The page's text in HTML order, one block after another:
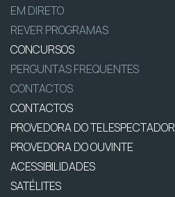
EM DIRETO
REVER PROGRAMAS
CONCURSOS
PERGUNTAS FREQUENTES
CONTACTOS
CONTACTOS
PROVEDORA DO TELESPECTADOR
PROVEDORA DO OUVINTE
ACESSIBILIDADES
SATÉLITES